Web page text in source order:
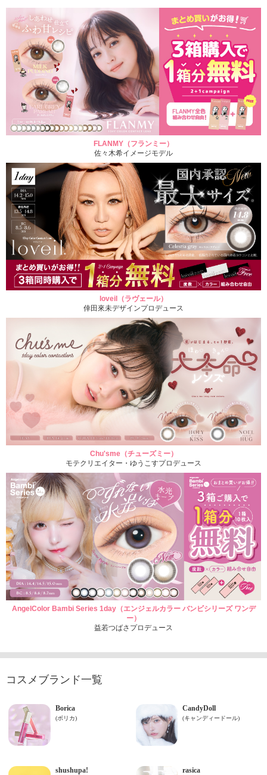
FLANMY（フランミー）
佐々木希イメージモデル
loveil（ラヴェール）
倖田來未デザインプロデュース
Chu'sme（チューズミー）
モテクリエイター・ゆうこすプロデュース
AngelColor Bambi Series 1day（エンジェルカラー バンビシリーズ ワンデ
ー）
益若つばさプロデュース
コスメブランド一覧